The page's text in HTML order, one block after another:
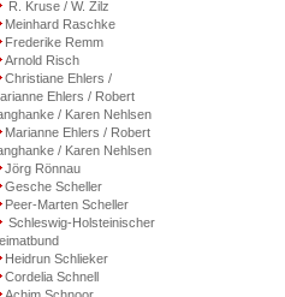
R. Kruse / W. Zilz
Meinhard Raschke
Frederike Remm
Arnold Risch
Christiane Ehlers /
Ehlers / Robert
/ Karen Nehlsen
Marianne Ehlers / Robert
/ Karen Nehlsen
Jörg Rönnau
Gesche Scheller
Peer-Marten Scheller
Schleswig-Holsteinischer
Heidrun Schlieker
Cordelia Schnell